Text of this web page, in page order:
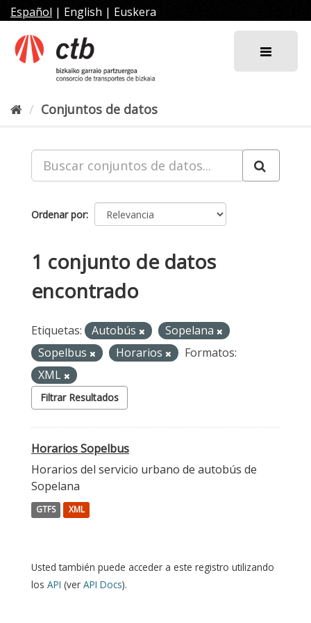
al
contenido
Español | English | Euskera
Conjuntos de datos
Ordenar por
1 conjunto de datos
encontrado
Etiquetas: Autobús
Sopelana
Sopelbus
Horarios
Formatos:
XML
Filtrar Resultados
Horarios Sopelbus
Horarios del servicio urbano de autobús de
Sopelana
GTFS XML
Usted también puede acceder a este registro utilizando
los API (ver API Docs).